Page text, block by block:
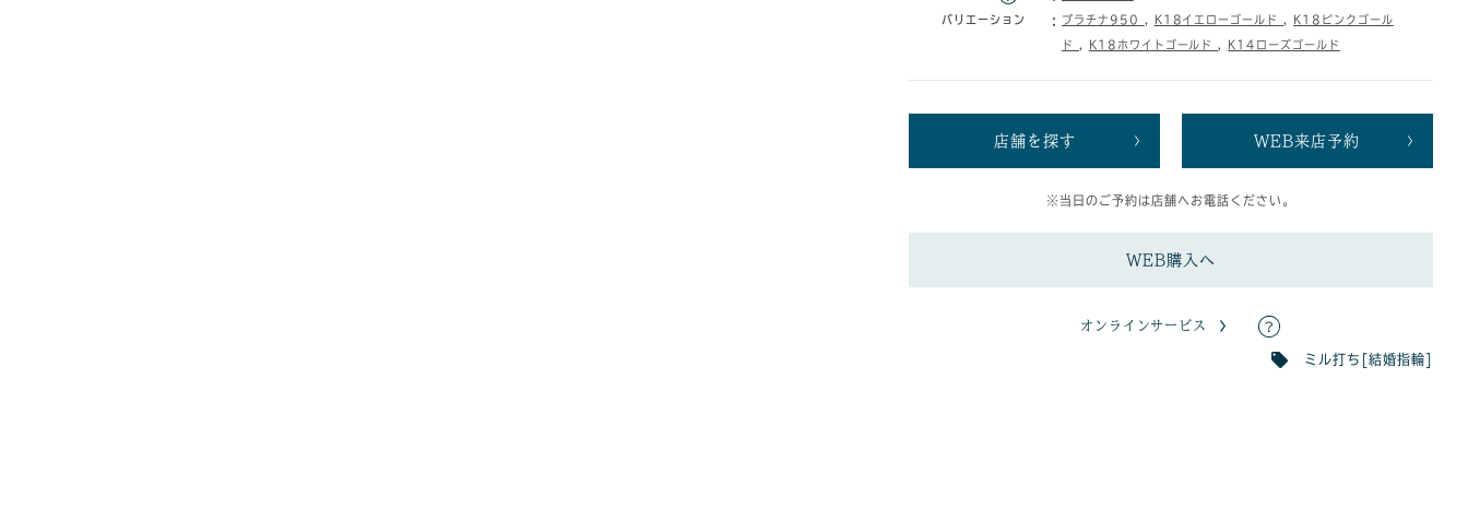
バリエーション プラチナ950 K18イエローゴールド K18ピンクゴール
ド K18ホワイトゴールド K14ローズゴールド
店舗を探す WEB来店予約
※当日のご予約は店舗へお電話ください。
WEB購入へ
オンラインサービス
ミル打ち[結婚指輪]